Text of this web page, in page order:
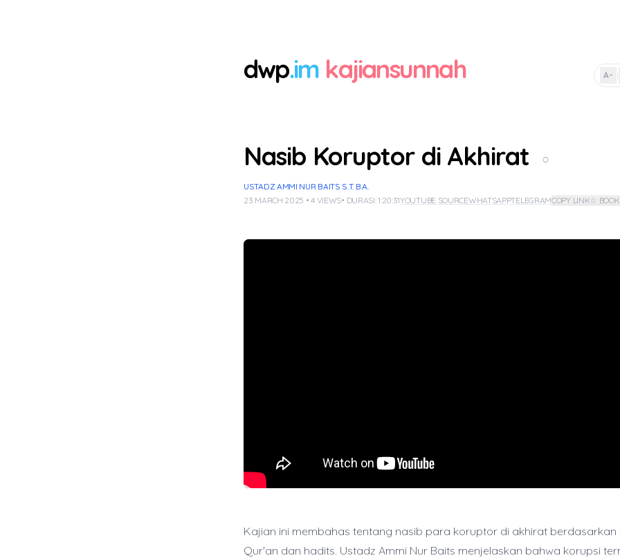
dwp.im kajiansunnah A- |
Nasib Koruptor di Akhirat ○
USTADZ AMMI NUR BAITS S.T. B.A.
23 MARCH 2025 • 4 VIEWS• DURASI: 1:20:31YOUTUBE SOURCEWHATSAPPTELEGRAMCOPY LINK☆
Kajian ini membahas tentang nasib para koruptor di akhirat berdasarkan
Qur'an dan hadits. Ustadz Ammi Nur Baits menjelaskan bahwa korupsi